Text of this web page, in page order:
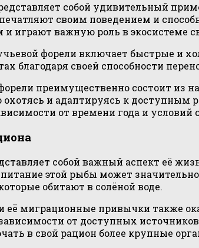
собой удивительный
своим поведением и
и играют важную роль в экосистеме
форели включает быстрые и
благодаря своей способности
преимущественно состоит из
охотясь и адаптируясь к
от времени года и условий
собой важный аспект её
этой рыбы может
обитают в солёной воде.
её миграционные привычки также
от доступных
в свой рацион более крупные